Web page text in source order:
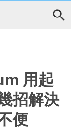
用起
招解決
便